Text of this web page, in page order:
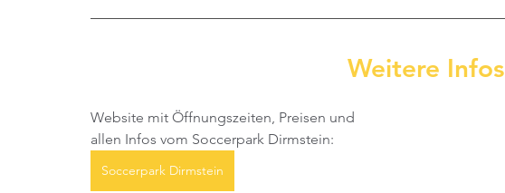
Weitere Infos
Website mit Öffnungszeiten, Preisen und
allen Infos vom Soccerpark Dirmstein:
Soccerpark Dirmstein